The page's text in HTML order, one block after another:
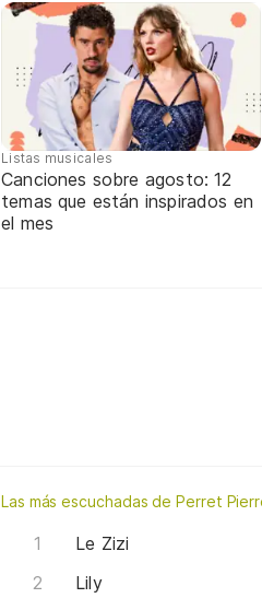
Listas musicales
Canciones sobre agosto: 12
temas que están inspirados en
el mes
Las más escuchadas de Perret
Le Zizi
Lily